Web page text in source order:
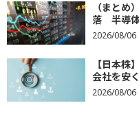
（まとめ
落 半導体
2026/08/06
【日本株
会社を安
2026/08/06